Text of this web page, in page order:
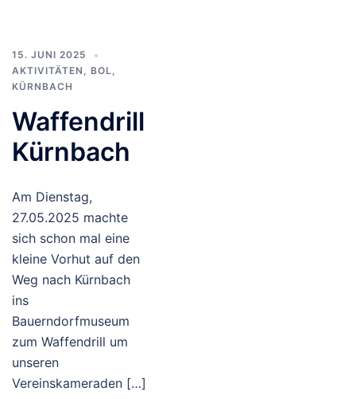
15. JUNI 2025
AKTIVITÄTEN
BOL
KÜRNBACH
Waffendrill
Kürnbach
Am Dienstag,
27.05.2025 machte
sich schon mal eine
kleine Vorhut auf den
Weg nach Kürnbach
ins
Bauerndorfmuseum
zum Waffendrill um
unseren
Vereinskameraden […]